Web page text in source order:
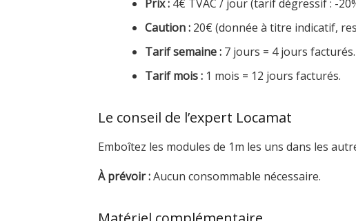
Prix : 4€ TVAC / jour (tarif dégressif : -
Caution : 20€ (donnée à titre indicatif,
Tarif semaine : 7 jours = 4 jours facturés.
Tarif mois : 1 mois = 12 jours facturés.
Le conseil de l’expert Locamat
Emboîtez les modules de 1m les uns dans les
À prévoir :Aucun consommable nécessaire.